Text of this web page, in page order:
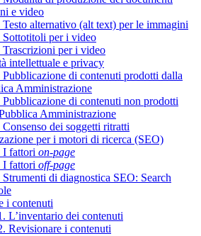
e video
Testo alternativo (alt text) per le immagini
Sottotitoli per i video
Trascrizioni per i video
intellettuale e privacy
Pubblicazione di contenuti prodotti dalla
Amministrazione
Pubblicazione di contenuti non prodotti
Amministrazione
dei soggetti ritratti
per i motori di ricerca (SEO)
I fattori on-page
I fattori off-page
di diagnostica SEO: Search
i contenuti
L’inventario dei contenuti
Revisionare i contenuti